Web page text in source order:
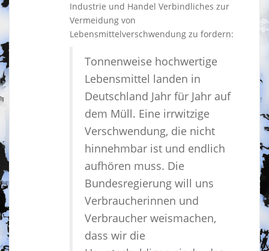
Industrie und Handel Verbindliches zur
Vermeidung von
Lebensmittelverschwendung zu fordern:
Tonnenweise hochwertige
Lebensmittel landen in
Deutschland Jahr für Jahr auf
dem Müll. Eine irrwitzige
Verschwendung, die nicht
hinnehmbar ist und endlich
aufhören muss. Die
Bundesregierung will uns
Verbraucherinnen und
Verbraucher weismachen,
dass wir die